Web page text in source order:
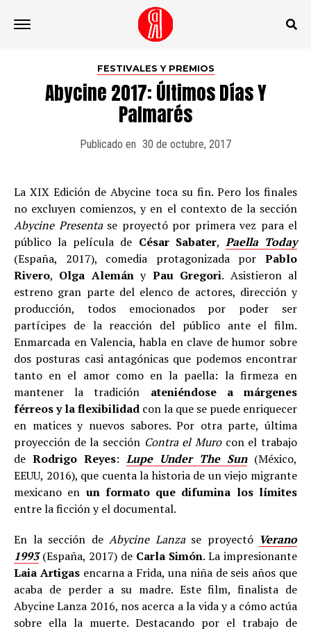
FESTIVALES Y PREMIOS
Abycine 2017: Últimos Días Y
Palmarés
Publicado en 30 de octubre, 2017
La XIX Edición de Abycine toca su fin. Pero los finales
no excluyen comienzos, y en el contexto de la sección
Abycine Presentase proyectó por primera vez para el
público la película de César Sabater, Paella Today
(España, 2017), comedia protagonizada por Pablo
Rivero, Olga Alemány Pau Gregori. Asistieron al
estreno gran parte del elenco de actores, dirección y
producción, todos emocionados por poder ser
partícipes de la reacción del público ante el film.
Enmarcada en Valencia, habla en clave de humor sobre
dos posturas casi antagónicas que podemos encontrar
tanto en el amor como en la paella: la firmeza en
mantener la tradición ateniéndose a márgenes
férreos y la flexibilidad con la que se puede enriquecer
en matices y nuevos sabores. Por otra parte, última
proyección de la sección Contra el Murocon el trabajo
de Rodrigo Reyes: Lupe Under The Sun(México,
EEUU, 2016), que cuenta la historia de un viejo migrante
mexicano en un formato que difumina los límites
entre la ficción y el documental.
En la sección de Abycine Lanzase proyectó Verano
1993(España, 2017) de Carla Simón. La impresionante
Laia Artigasencarna a Frida, una niña de seis años que
acaba de perder a su madre. Este film, finalista de
Abycine Lanza 2016, nos acerca a la vida y a cómo actúa
sobre ella la muerte. Destacando por el trabajo de
Ir a la versión móvil